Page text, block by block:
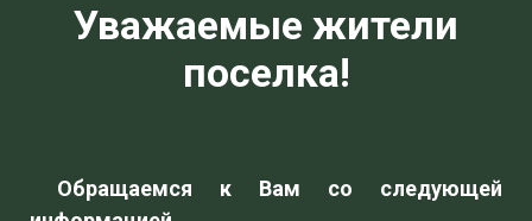
Уважаемые жители
поселка!
Обращаемся к Вам со следующей